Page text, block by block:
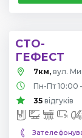
СТО-
ГЕФЕСТ
7км, вул.
Пн-Пт 10:00
35 відгуків